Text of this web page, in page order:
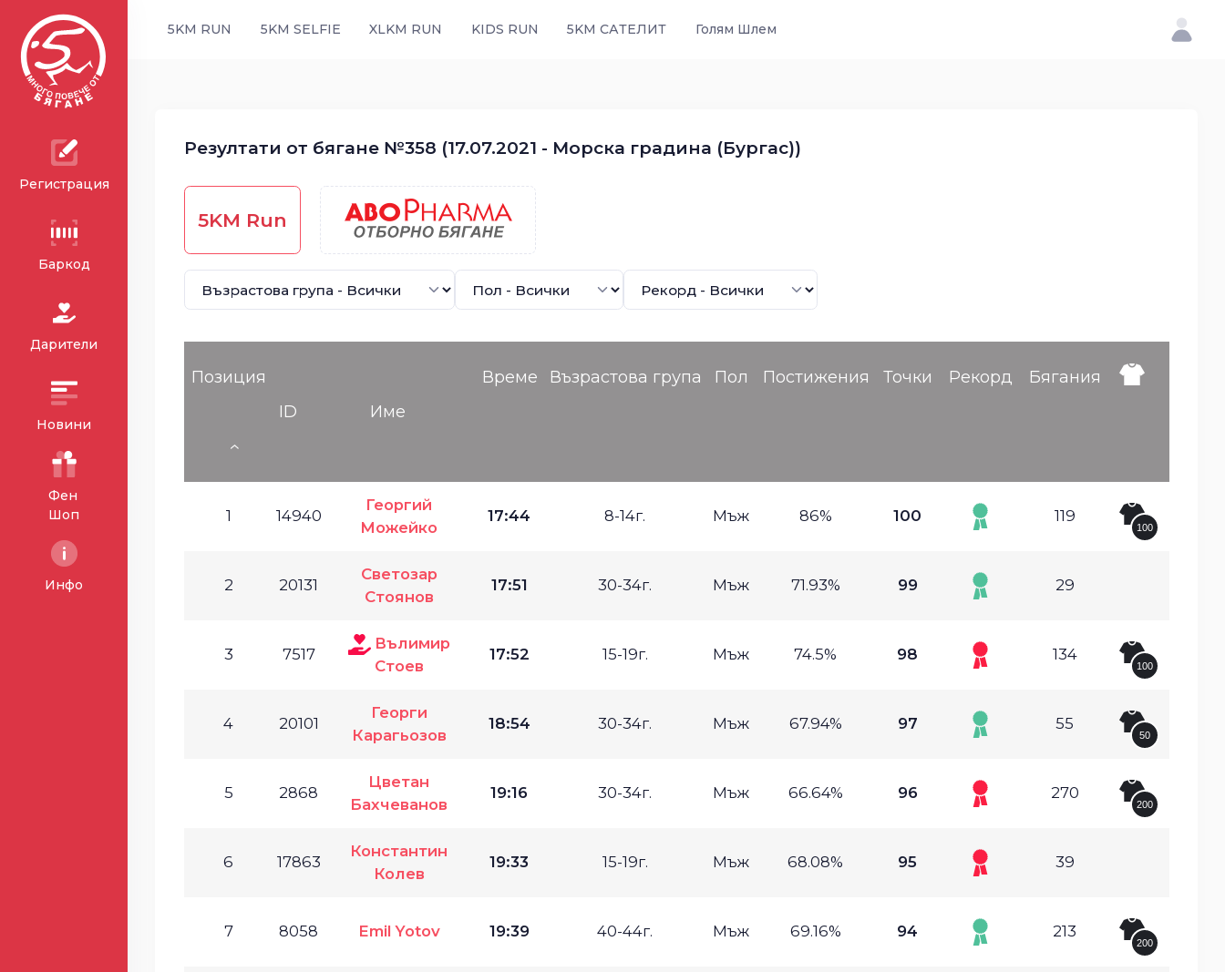
Регистрация
Баркод
Дарители
Новини
Фен
Шоп
Инфо
5KM RUN 5KM SELFIE XLKM RUN KIDS RUN 5KM САТЕЛИТ Голям Шлем
Резултати от бягане №358 (17.07.2021 - Морска градина (Бургас))
5KM Run
Позиция
ID
Име
Време Възрастова група Пол Постижения Точки Рекорд Бягания
1 14940
Георгий
Можейко
17:44 8-14г. Мъж 86% 100 119
100
2 20131
Светозар
Стоянов
17:51 30-34г. Мъж 71.93% 99 29
3 7517
Вълимир
Стоев
17:52 15-19г. Мъж 74.5% 98 134
100
4 20101
Георги
Карагьозов
18:54 30-34г. Мъж 67.94% 97 55
50
5 2868
Цветан
Бахчеванов
19:16 30-34г. Мъж 66.64% 96 270
200
6 17863
Константин
Колев
19:33 15-19г. Мъж 68.08% 95 39
7 8058 Emil Yotov 19:39 40-44г. Мъж 69.16% 94 213
200